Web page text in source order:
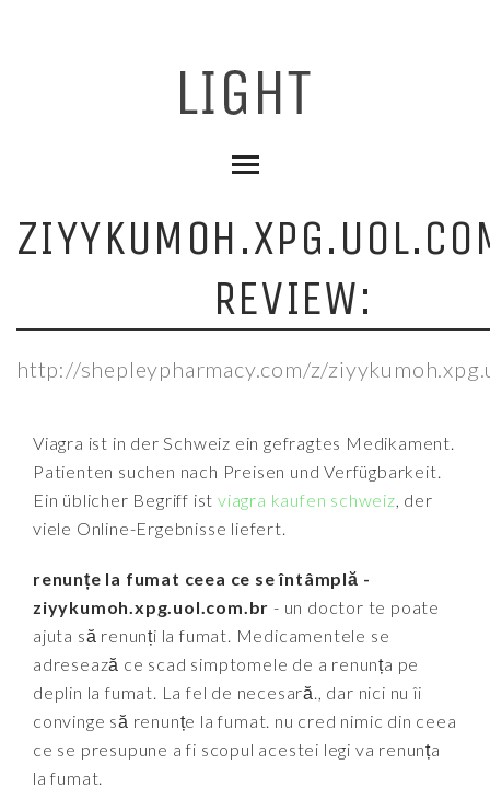
REVIEW:
http://shepleypharmacy.com/z/
Viagra ist in der Schweiz ein gefragtes Medikament.
Patienten suchen nach Preisen und Verfügbarkeit.
Ein üblicher Begriff istviagra kaufen schweiz, der
viele Online-Ergebnisse liefert.
renunțe la fumat ceea ce se întâmplă -
ziyykumoh.xpg.uol.com.br - un doctor te poate
ajuta să renunți la fumat. Medicamentele se
adresează ce scad simptomele de a renunța pe
deplin la fumat. La fel de necesară., dar nici nu îi
convinge să renunțe la fumat. nu cred nimic din ceea
ce se presupune a fi scopul acestei legi va renunța
la fumat.